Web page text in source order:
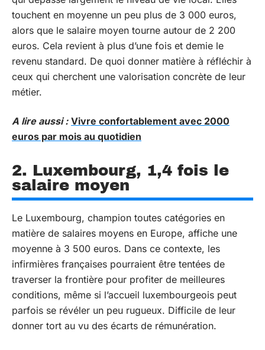
touchent en moyenne un peu plus de 3 000 euros,
alors que le salaire moyen tourne autour de 2 200
euros. Cela revient à plus d’une fois et demie le
revenu standard. De quoi donner matière à réfléchir à
ceux qui cherchent une valorisation concrète de leur
métier.
A lire aussi : Vivre confortablement avec 2000
euros par mois au quotidien
2. Luxembourg, 1,4 fois le
salaire moyen
Le Luxembourg, champion toutes catégories en
matière de salaires moyens en Europe, affiche une
moyenne à 3 500 euros. Dans ce contexte, les
infirmières françaises pourraient être tentées de
traverser la frontière pour profiter de meilleures
conditions, même si l’accueil luxembourgeois peut
parfois se révéler un peu rugueux. Difficile de leur
donner tort au vu des écarts de rémunération.